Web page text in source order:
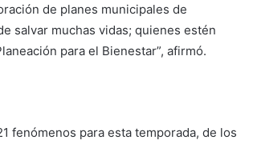
de planes municipales de
salvar muchas vidas; quienes estén
para el Bienestar”, afirmó.
fenómenos para esta temporada, de los